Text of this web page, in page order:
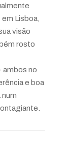
Lisboa,
visão
rosto
ambos no
e boa